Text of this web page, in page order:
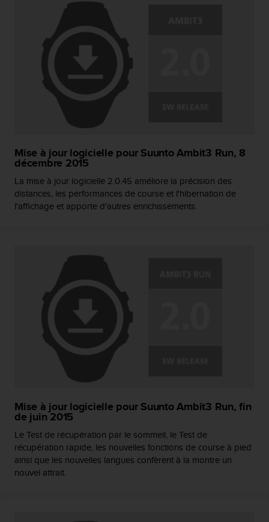
Mise à jour logicielle pour Suunto Ambit3 Run, 8
décembre 2015
La mise à jour logicielle 2.0.45 améliore la précision des
distances, les performances de course et l'hibernation de
l'affichage et apporte d'autres enrichissements.
Mise à jour logicielle pour Suunto Ambit3 Run, fin
de juin 2015
Le Test de récupération par le sommeil, le Test de
récupération rapide, les nouvelles fonctions de course à pied
ainsi que les nouvelles langues confèrent à la montre un
nouvel attrait.